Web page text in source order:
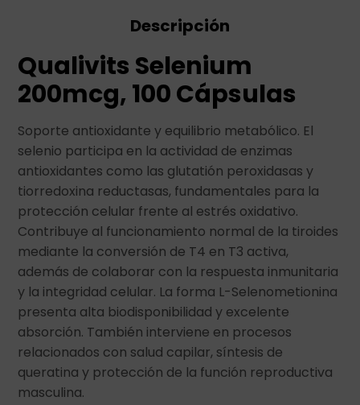
Descripción
Qualivits Selenium
200mcg, 100 Cápsulas
Soporte antioxidante y equilibrio metabólico. El
selenio participa en la actividad de enzimas
antioxidantes como las glutatión peroxidasas y
tiorredoxina reductasas, fundamentales para la
protección celular frente al estrés oxidativo.
Contribuye al funcionamiento normal de la tiroides
mediante la conversión de T4 en T3 activa,
además de colaborar con la respuesta inmunitaria
y la integridad celular. La forma L-Selenometionina
presenta alta biodisponibilidad y excelente
absorción. También interviene en procesos
relacionados con salud capilar, síntesis de
queratina y protección de la función reproductiva
masculina.